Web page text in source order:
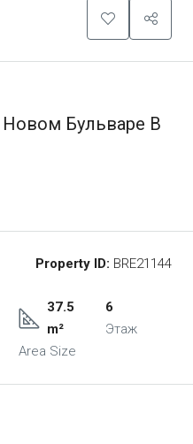
Новом Бульваре В
Property ID: BRE21144
37.5
m²
Area Size
6
Этаж